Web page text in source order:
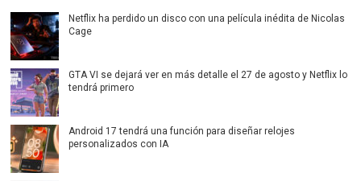
Netflix ha perdido un disco con una película inédita de Nicolas
Cage
GTA VI se dejará ver en más detalle el 27 de agosto y Netflix lo
tendrá primero
Android 17 tendrá una función para diseñar relojes
personalizados con IA